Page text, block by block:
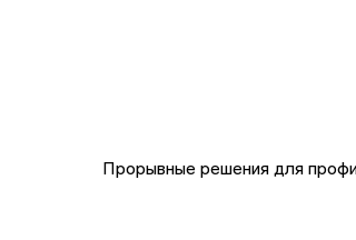
Прорывные решения для